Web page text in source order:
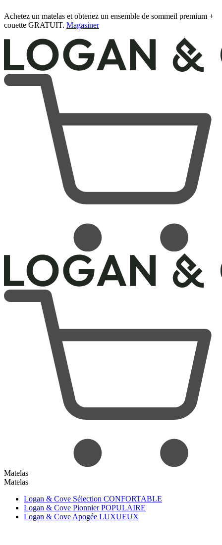
Achetez un matelas et obtenez un ensemble de sommeil premium +
couette GRATUIT. Magasiner
Matelas
Matelas
Logan & Cove Sélection CONFORTABLE
Logan & Cove PionnierPOPULAIRE
Logan & Cove Apogée LUXUEUX